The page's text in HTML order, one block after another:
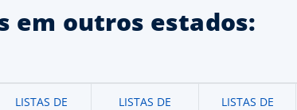
em outros estados:
LISTAS DE
LISTAS DE
LISTAS DE